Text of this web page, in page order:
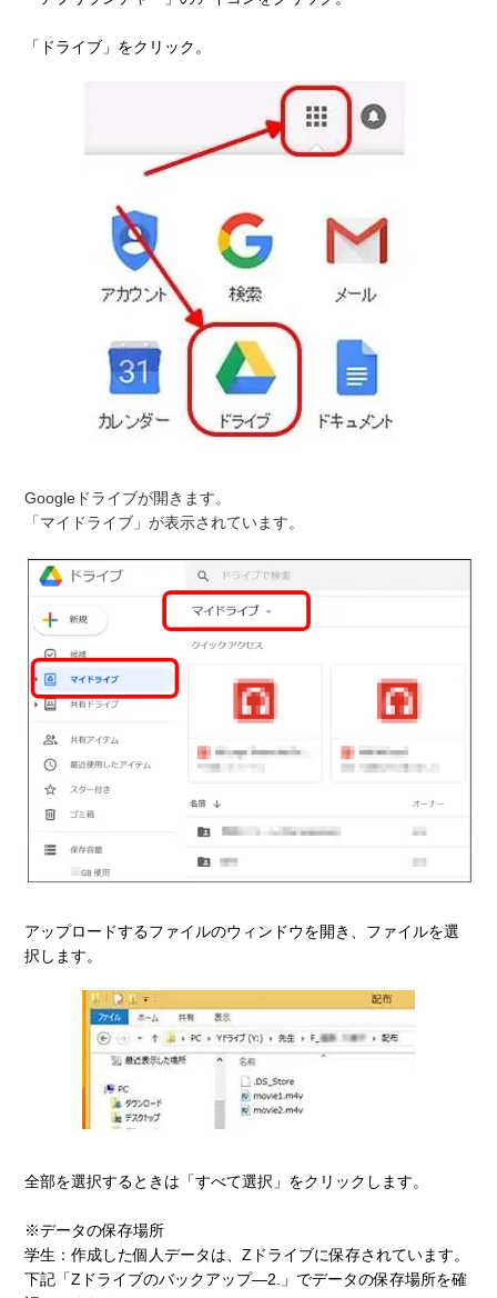
「ドライブ」をクリック。
Googleドライブが開きます。
「マイドライブ」が表示されています。
アップロードするファイルのウィンドウを開き、ファイルを選
択します。
全部を選択するときは「すべて選択」をクリックします。
※データの保存場所
学生：作成した個人データは、Zドライブに保存されています。
下記「Zドライブのバックアップ—2.」でデータの保存場所を確